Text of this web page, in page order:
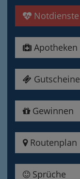
Notdienste
Apotheken
Gutscheine
Gewinnen
Routenplan
Sprüche